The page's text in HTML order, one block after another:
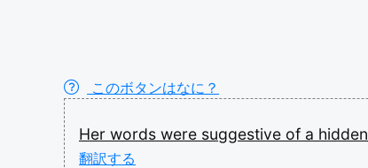
このボタンはなに？
Her words were suggestive of a hidden
翻訳する